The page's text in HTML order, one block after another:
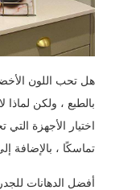
هل تحب اللون
بالطبع ، ولكن لماذا
اختيار الأجهزة
تماسكًا ، بالإضافة
أفضل الدهانات